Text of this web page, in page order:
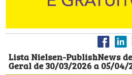
Lista Nielsen-PublishNews
Geral de 30/03/2026 a 05/